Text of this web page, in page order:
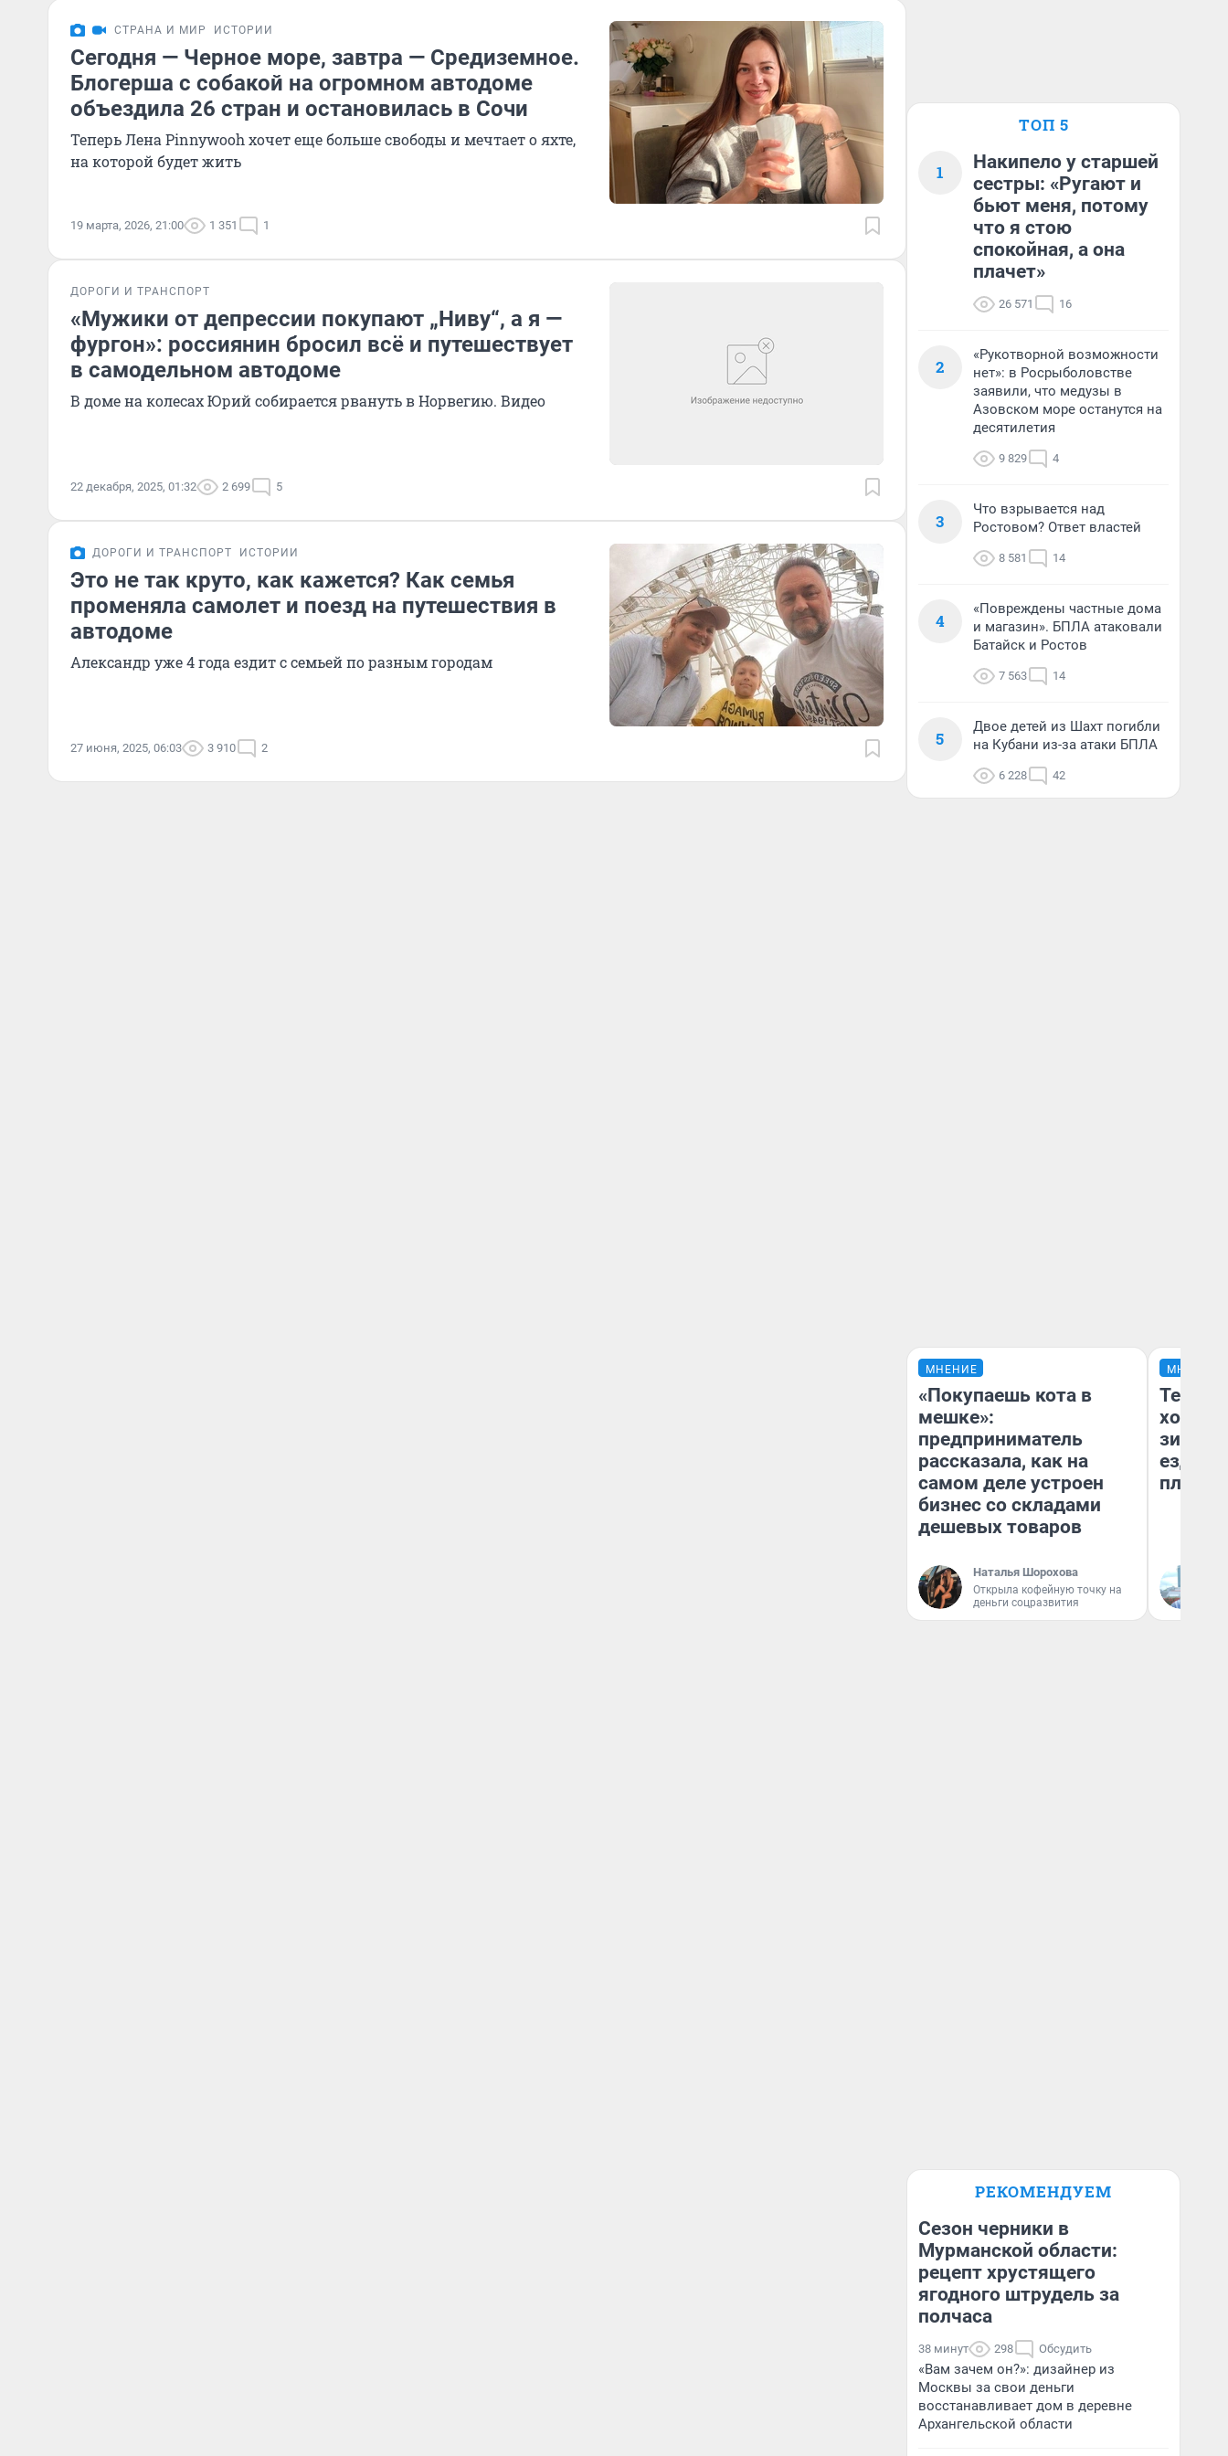
СТРАНА И МИР ИСТОРИИ
Сегодня — Черное море, завтра — Средиземное.
Блогерша с собакой на огромном автодоме
объездила 26 стран и остановилась в Сочи
Теперь Лена Pinnywooh хочет еще больше свободы и мечтает о яхте,
на которой будет жить
19 марта, 2026, 21:00 1 351 1
ДОРОГИ И ТРАНСПОРТ
«Мужики от депрессии покупают „Ниву“, а я —
фургон»: россиянин бросил всё и путешествует
в самодельном автодоме
В доме на колесах Юрий собирается рвануть в Норвегию. Видео
22 декабря, 2025, 01:32 2 699 5
ДОРОГИ И ТРАНСПОРТ ИСТОРИИ
Это не так круто, как кажется? Как семья
променяла самолет и поезд на путешествия в
автодоме
Александр уже 4 года ездит с семьей по разным городам
27 июня, 2025, 06:03 3 910 2
ТОП 5
1
Накипело у старшей
сестры: «Ругают и
бьют меня, потому
что я стою
спокойная, а она
плачет»
26 571 16
2
«Рукотворной возможности
нет»: в Росрыболовстве
заявили, что медузы в
Азовском море останутся на
десятилетия
9 829 4
3
Что взрывается над
Ростовом? Ответ властей
8 581 14
4
«Повреждены частные дома
и магазин». БПЛА атаковали
Батайск и Ростов
7 563 14
5
Двое детей из Шахт погибли
на Кубани из-за атаки БПЛА
6 228 42
МНЕНИЕ
«Покупаешь кота в
мешке»:
предприниматель
рассказала, как на
самом деле устроен
бизнес со складами
дешевых товаров
Наталья Шорохова
Открыла кофейную точку на
деньги соцразвития
МНЕНИЕ
Тепло
зимой.
ездит
плюсы
РЕКОМЕНДУЕМ
Сезон черники в
Мурманской области:
рецепт хрустящего
ягодного штрудель за
полчаса
38 минут 298 Обсудить
«Вам зачем он?»: дизайнер из
Москвы за свои деньги
восстанавливает дом в деревне
Архангельской области